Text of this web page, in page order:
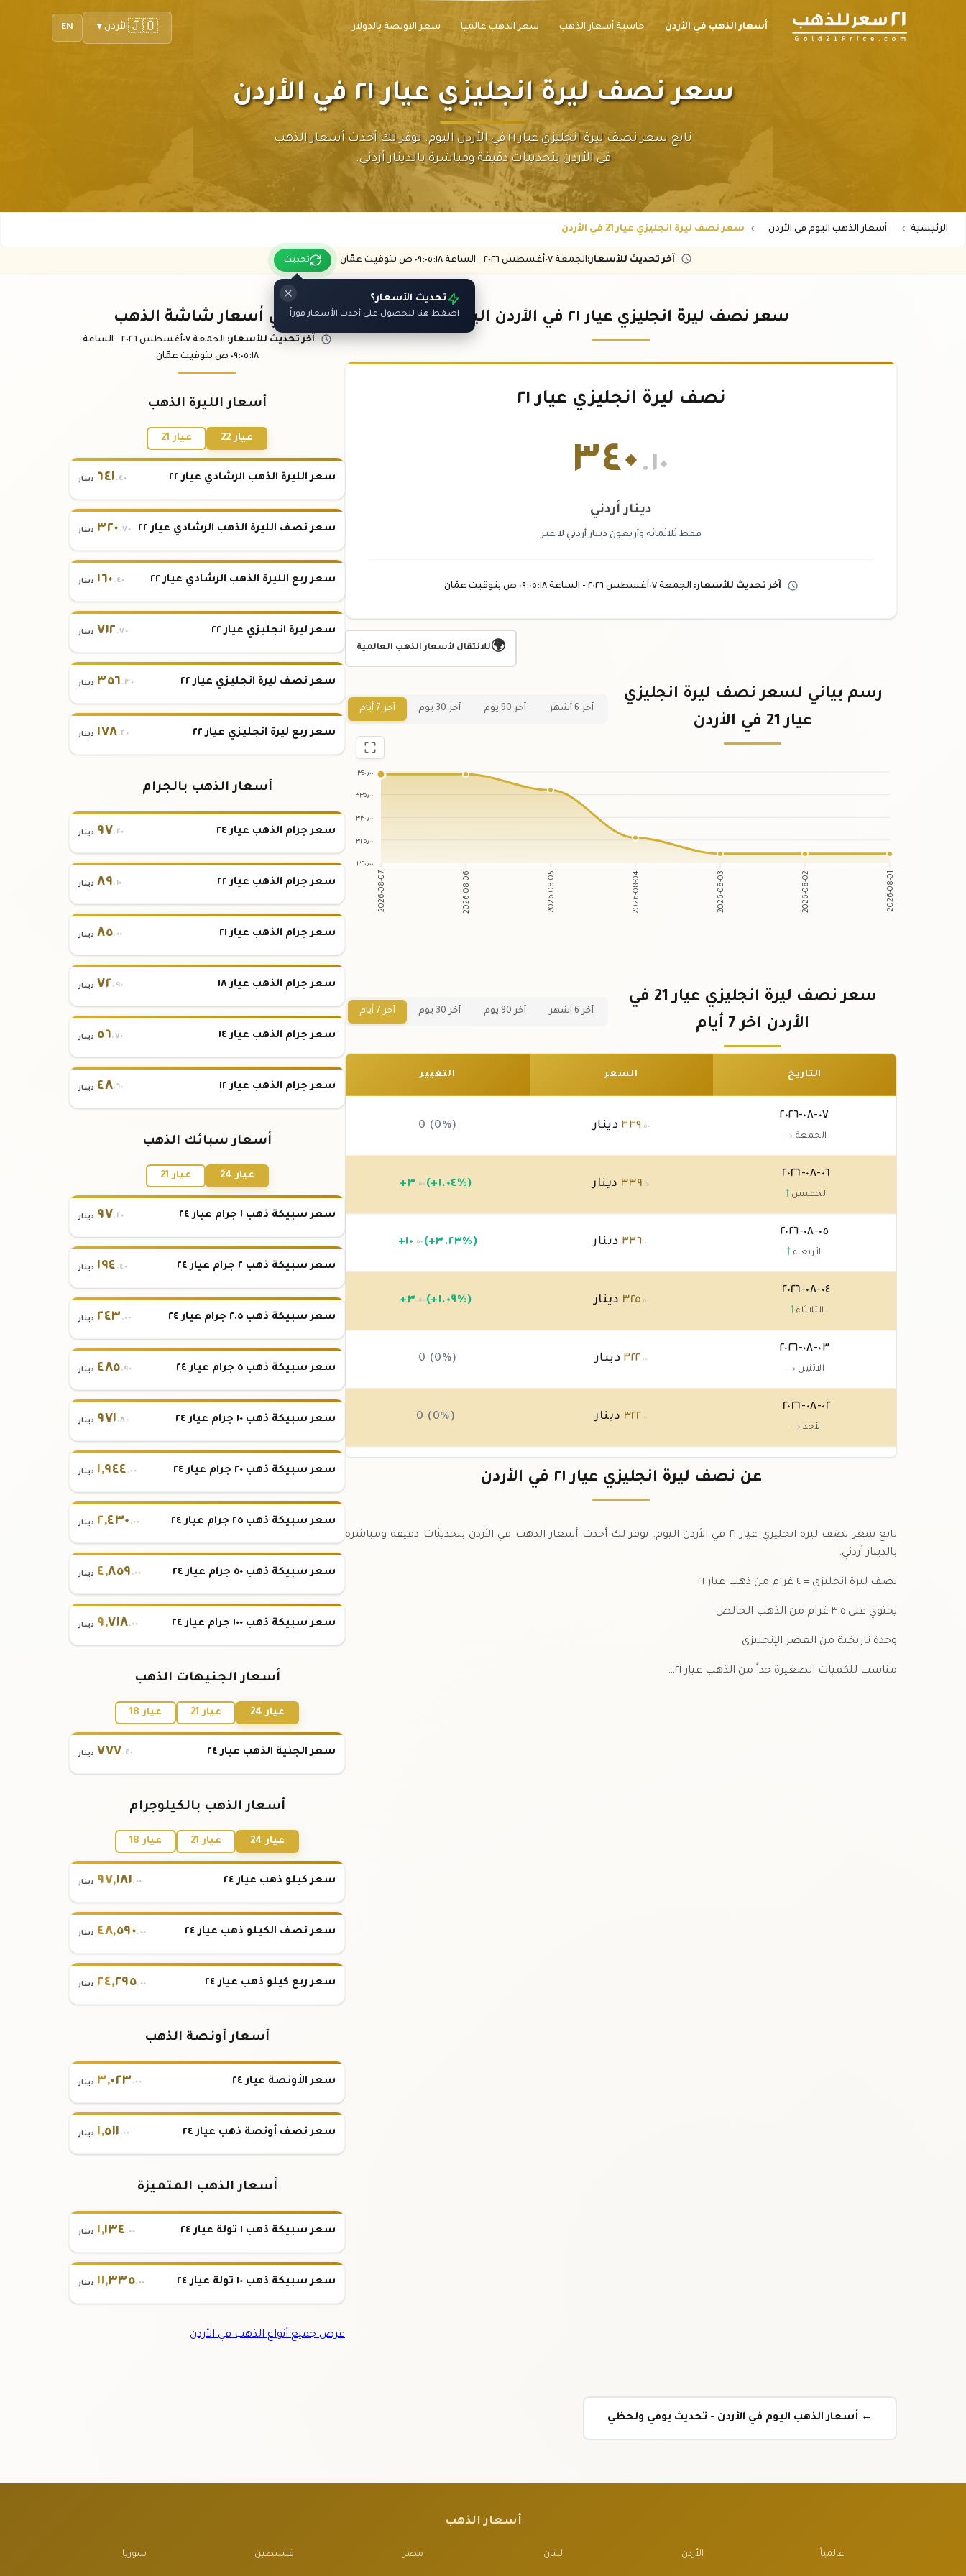
أسعار الذهب في الأردن حاسبة أسعار الذهب سعر الذهب عالميا سعر الاونصة بالدولار EN 🇯🇴الأردن ▼
سعر نصف ليرة انجليزي عيار ٢١ في الأردن
تابع سعر نصف ليرة انجليزي عيار ٢١ في الأردن اليوم. نوفر لك أحدث أسعار الذهب
في الأردن بتحديثات دقيقة ومباشرة بالدينار أردني.
الرئيسية أسعار الذهب اليوم في الأردن سعر نصف ليرة انجليزي عيار 21 في الأردن
آخر تحديث للأسعار:الجمعة ٠٧ أغسطس ٢٠٢٦ - الساعة :١٨ ص بتوقيت عمّان تحديث
تحديث الأسعار؟
اضغط هنا للحصول على أحدث الأسعار فوراً سعر نصف ليرة انجليزي عيار ٢١ في الأردن اليوم
نصف ليرة انجليزي عيار ٢١
٣٤٠ .١٠
دينار أردني
فقط ثلاثمائة وأربعون دينار أردني لا غير
آخر تحديث للأسعار: الجمعة ٠٧ أغسطس ٢٠٢٦ - الساعة ٠٩:٠٥:١٨ ص بتوقيت عمّان
🌍للانتقال لأسعار الذهب العالمية
رسم بياني لسعر نصف ليرة انجليزي
عيار 21 في الأردن
آخر 6 أشهر آخر 90 يوم آخر 30 يوم آخر 7 أيام
٣٤٠٫٠٠
٣٣٥٫٠٠
٣٣٠٫٠٠
٣٢٥٫٠٠
٣٢٠٫٠٠
2026-08-07 2026-08-06 2026-08-05 2026-08-04 2026-08-03 2026-08-02 2026-08-01
سعر نصف ليرة انجليزي عيار 21 في
الأردن اخر 7 أيام
آخر 6 أشهر آخر 90 يوم آخر 30 يوم آخر 7 أيام
التاريخ السعر التغيير
٠٧-٠٨-٢٠٢٦
الجمعة →
٣٣٩.٥٠ دينار 0 (0%)
٠٦-٠٨-٢٠٢٦
الخميس ↑
٣٣٩.٥٠ دينار +٣ .٥٠ (+١.٠٤%)
٠٥-٠٨-٢٠٢٦
الأربعاء ↑
٣٣٦.٠٠ دينار +١٠ .٥٠ (+٣.٢٣%)
٠٤-٠٨-٢٠٢٦
الثلاثاء↑
٣٢٥.٥٠ دينار +٣ .٥٠ (+١.٠٩%)
٠٣-٠٨-٢٠٢٦
الاثنين →
٣٢٢.٠٠ دينار 0 (0%)
٠٢-٠٨-٢٠٢٦
الأحد→
٣٢٢.٠٠ دينار 0 (0%)
٣٢٢.٠٠ دينار
عن نصف ليرة انجليزي عيار ٢١ في الأردن
تابع سعر نصف ليرة انجليزي عيار ٢١ في الأردن اليوم. نوفر لك أحدث أسعار الذهب في الأردن بتحديثات دقيقة ومباشرة
بالدينار أردني.
نصف ليرة انجليزي = ٤ غرام من ذهب عيار ٢١
يحتوي على ٣.٥ غرام من الذهب الخالص
وحدة تاريخية من العصر الإنجليزي
مناسب للكميات الصغيرة جداً من الذهب عيار ٢١…
باقي أسعار شاشة الذهب
آخر تحديث للأسعار: الجمعة ٠٧ أغسطس ٢٠٢٦ -
الساعة
٠٩:٠٥:١٨ ص بتوقيت عمّان
أسعار الليرة الذهب
عيار 22 عيار 21
سعر الليرة الذهب الرشادي عيار ٢٢ ٦٤١ .٤٠ دينار
سعر نصف الليرة الذهب الرشادي عيار ٢٢ ٣٢٠ .٧٠ دينار
سعر ربع الليرة الذهب الرشادي عيار ٢٢ ١٦٠ .٤٠ دينار
سعر ليرة انجليزي عيار ٢٢ ٧١٢ .٧٠ دينار
سعر نصف ليرة انجليزي عيار ٢٢ ٣٥٦ .٣٠ دينار
سعر ربع ليرة انجليزي عيار ٢٢ ١٧٨.٢٠ دينار
أسعار الذهب بالجرام
سعر جرام الذهب عيار ٢٤ ٩٧.٢٠ دينار
سعر جرام الذهب عيار ٢٢ ٨٩.١٠ دينار
سعر جرام الذهب عيار ٢١ ٨٥.٠٠ دينار
سعر جرام الذهب عيار ١٨ ٧٢.٩٠ دينار
سعر جرام الذهب عيار ١٤ ٥٦.٧٠ دينار
سعر جرام الذهب عيار ١٢ ٤٨.٦٠ دينار
أسعار سبائك الذهب
عيار 24 عيار 21
سعر سبيكة ذهب ١ جرام عيار ٢٤ ٩٧.٢٠ دينار
سعر سبيكة ذهب ٢ جرام عيار ٢٤ ١٩٤ .٤٠ دينار
سعر سبيكة ذهب ٢.٥ جرام عيار ٢٤ ٢٤٣ .٠٠ دينار
سعر سبيكة ذهب ٥ جرام عيار ٢٤ ٤٨٥.٩٠ دينار
سعر سبيكة ذهب ١٠ جرام عيار ٢٤ ٩٧١ .٨٠ دينار
سعر سبيكة ذهب ٢٠ جرام عيار ٢٤ ١,٩٤٤ .٠٠ دينار
سعر سبيكة ذهب ٢٥ جرام عيار ٢٤ ٢,٤٣٠ .٠٠ دينار
سعر سبيكة ذهب ٥٠ جرام عيار ٢٤ ٤,٨٥٩ .٠٠ دينار
سعر سبيكة ذهب ١٠٠ جرام عيار ٢٤ ٩,٧١٨.٠٠ دينار
أسعار الجنيهات الذهب
عيار 24 عيار 21 عيار 18
سعر الجنية الذهب عيار ٢٤ ٧٧٧ .٤٠ دينار
أسعار الذهب بالكيلوجرام
عيار 24 عيار 21 عيار 18
سعر كيلو ذهب عيار ٢٤ ٩٧,١٨١.٠٠ دينار
سعر نصف الكيلو ذهب عيار ٢٤ ٤٨,٥٩٠.٠٠ دينار
سعر ربع كيلو ذهب عيار ٢٤ ٢٤,٢٩٥.٠٠ دينار
أسعار أونصة الذهب
سعر الأونصة عيار ٢٤ ٣,٠٢٣ .٠٠ دينار
سعر نصف أونصة ذهب عيار ٢٤ ١,٥١١ .٠٠ دينار
أسعار الذهب المتميزة
سعر سبيكة ذهب ١ تولة عيار ٢٤ ١,١٣٤ .٠٠ دينار
سعر سبيكة ذهب ١٠ تولة عيار ٢٤ ١١,٣٣٥.٠٠ دينار
عرض جميع أنواع الذهب في الأردن
← أسعار الذهب اليوم في الأردن - تحديث يومي ولحظي
أسعار الذهب
عالمياً الأردن لبنان مصر فلسطين سوريا